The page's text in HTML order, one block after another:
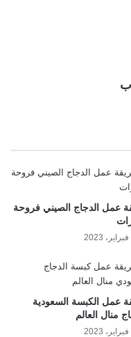
عمل الدجاج الصيني فروحة
عمل الكبسة السعودية
منال العالم